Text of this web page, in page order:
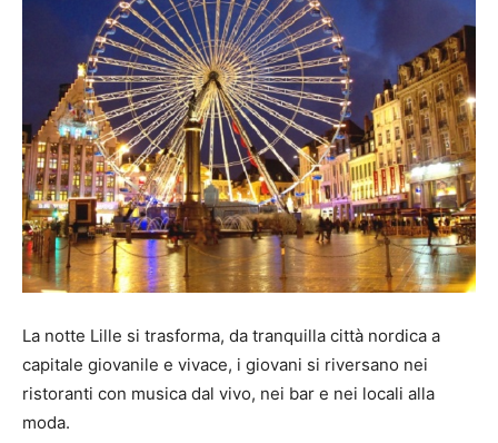
La notte Lille si trasforma, da tranquilla città nordica a
capitale giovanile e vivace, i giovani si riversano nei
ristoranti con musica dal vivo, nei bar e nei locali alla
moda.